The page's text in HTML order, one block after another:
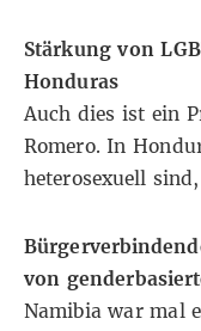
Stärkung von
Honduras
Auch dies ist ein
Romero. In
heterosexuell
von
Namibia war mal